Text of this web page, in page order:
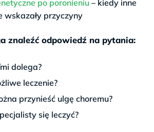
po poronieniu – kiedy inne
wskazały przyczyny
znaleźć odpowiedź na pytania:
dolega?
leczenie?
przynieść ulgę choremu?
się leczyć?